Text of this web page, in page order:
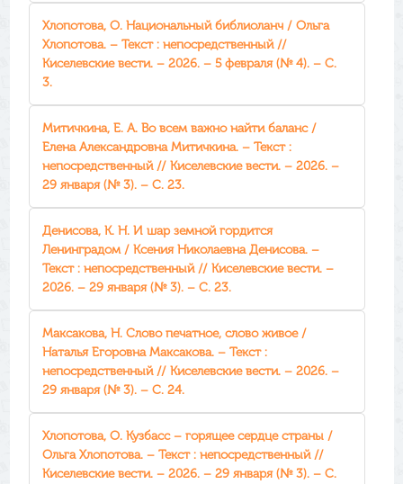
Хлопотова, О. Национальный библиоланч / Ольга
Хлопотова. – Текст : непосредственный //
Киселевские вести. – 2026. – 5 февраля (№ 4). – С.
3.
Митичкина, Е. А. Во всем важно найти баланс /
Елена Александровна Митичкина. – Текст :
непосредственный // Киселевские вести. – 2026. –
29 января (№ 3). – С. 23.
Денисова, К. Н. И шар земной гордится
Ленинградом / Ксения Николаевна Денисова. –
Текст : непосредственный // Киселевские вести. –
2026. – 29 января (№ 3). – С. 23.
Максакова, Н. Слово печатное, слово живое /
Наталья Егоровна Максакова. – Текст :
непосредственный // Киселевские вести. – 2026. –
29 января (№ 3). – С. 24.
Хлопотова, О. Кузбасс – горящее сердце страны /
Ольга Хлопотова. – Текст : непосредственный //
Киселевские вести. – 2026. – 29 января (№ 3). – С.